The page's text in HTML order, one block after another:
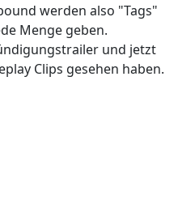
werden also "Tags"
Menge geben.
und jetzt
Clips gesehen haben.